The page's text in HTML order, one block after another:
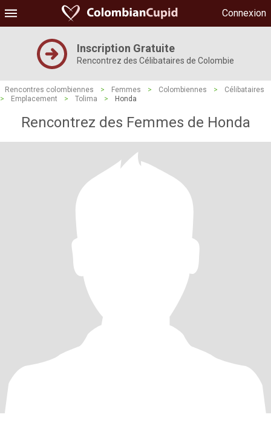
Connexion
Inscription Gratuite
Rencontrez des Célibataires de Colombie
Rencontres colombiennes > Femmes > Colombiennes >
Célibataires
>
Emplacement > Tolima > Honda
Rencontrez des Femmes de Honda